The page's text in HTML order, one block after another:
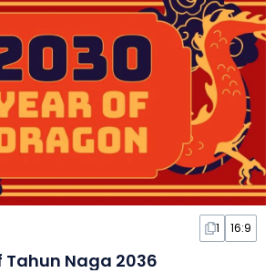
1 16:9
Naga 2036